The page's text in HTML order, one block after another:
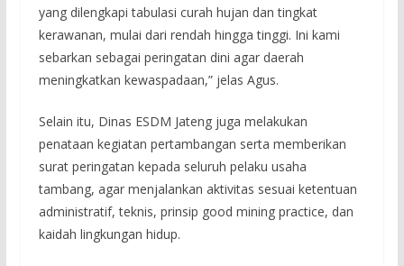
yang dilengkapi tabulasi curah hujan dan tingkat
kerawanan, mulai dari rendah hingga tinggi. Ini kami
sebarkan sebagai peringatan dini agar daerah
meningkatkan kewaspadaan,” jelas Agus.
Selain itu, Dinas ESDM Jateng juga melakukan
penataan kegiatan pertambangan serta memberikan
surat peringatan kepada seluruh pelaku usaha
tambang, agar menjalankan aktivitas sesuai ketentuan
administratif, teknis, prinsip good mining practice, dan
kaidah lingkungan hidup.